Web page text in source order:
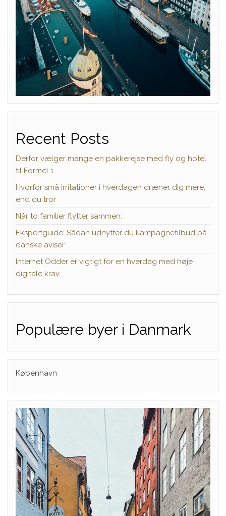
Recent Posts
Derfor vælger mange en pakkerejse med fly og hotel
til Formel 1
Hvorfor små irritationer i hverdagen dræner dig mere,
end du tror
Når to familier flytter sammen:
Ekspertguide: Sådan udnytter du kampagnetilbud på
danske aviser
Internet Odder er vigtigt for en hverdag med høje
digitale krav
Populære byer i Danmark
København